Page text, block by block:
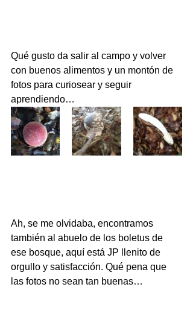
Qué gusto da salir al campo y volver
con buenos alimentos y un montón de
fotos para curiosear y seguir
aprendiendo…
Ah, se me olvidaba, encontramos
también al abuelo de los boletus de
ese bosque, aquí está JP llenito de
orgullo y satisfacción. Qué pena que
las fotos no sean tan buenas…